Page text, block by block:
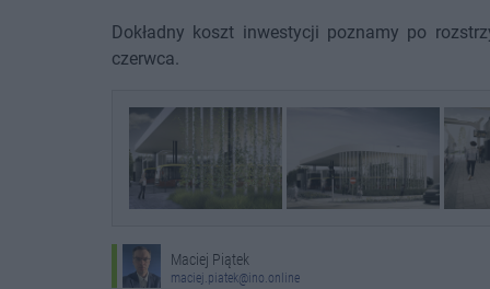
Dokładny koszt inwestycji poznamy po
czerwca.
Maciej Piątek
maciej.piatek@ino.online